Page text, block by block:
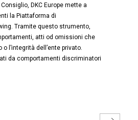
DKC Europe mette a
la Piattaforma di
Tramite questo strumento,
atti od omissioni che
o l’integrità dell’ente privato.
da comportamenti discriminatori